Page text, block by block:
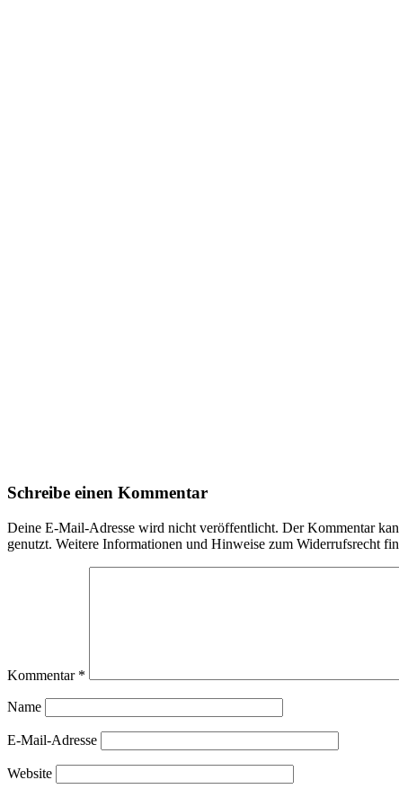
Schreibe einen Kommentar
Deine E-Mail-Adresse wird nicht veröffentlicht. Der Kommentar
genutzt. Weitere Informationen und Hinweise zum Widerrufsrecht
Kommentar *
Name
E-Mail-Adresse
Website